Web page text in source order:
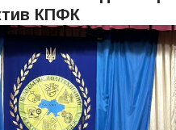
КПФК